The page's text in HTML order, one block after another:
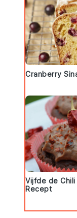
Cranberry
Vijfde de
Recept